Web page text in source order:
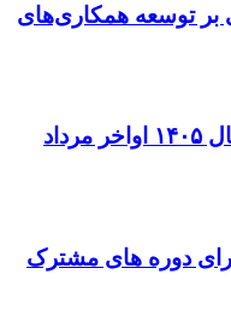
بر توسعه همکاری‌های
نتایج نهایی آزمون دکتری سال ۱۴۰۵ اواخر مرداد
دوره های مشترک